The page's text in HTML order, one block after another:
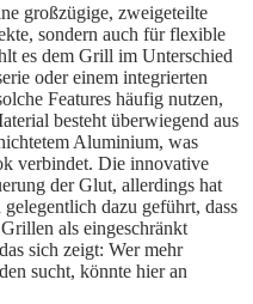
großzügige, zweigeteilte
sondern auch für flexible
es dem Grill im Unterschied
oder einem integrierten
Features häufig nutzen,
besteht überwiegend aus
Aluminium, was
verbindet. Die innovative
der Glut, allerdings hat
dazu geführt, dass
als eingeschränkt
sich zeigt: Wer mehr
sucht, könnte hier an